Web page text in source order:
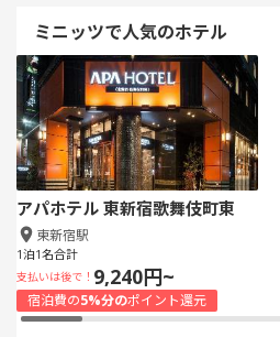
ミニッツで人気のホテル
アパホテル 東新宿歌舞伎町東
東新宿駅
1泊1名合計
支払いは後で！ 9,240円~
宿泊費の5%分のポイント還元